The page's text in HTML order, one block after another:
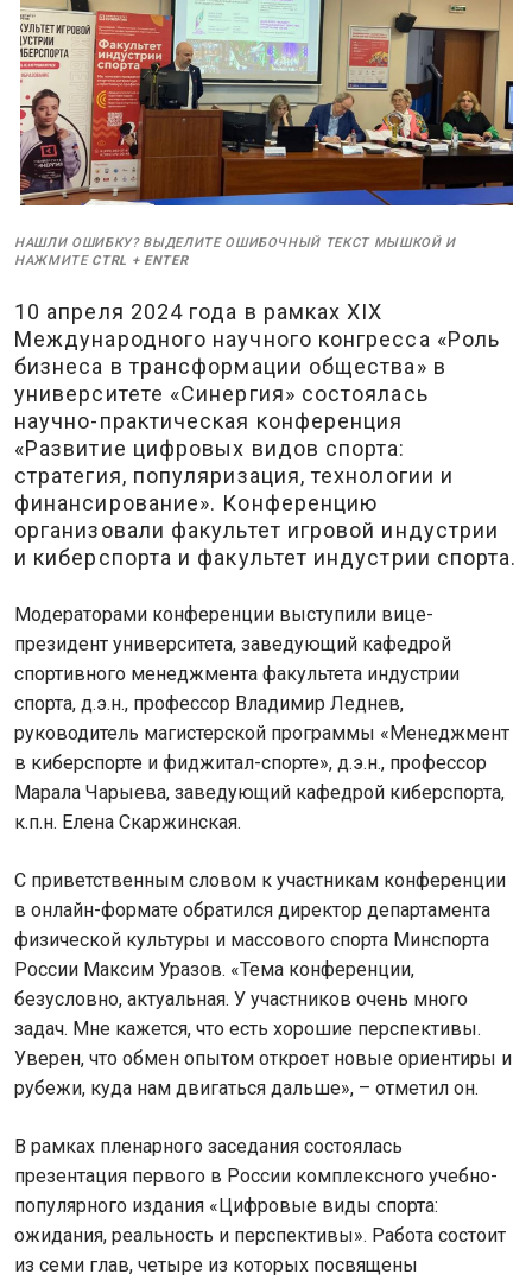
НАШЛИ ОШИБКУ? ВЫДЕЛИТЕ ОШИБОЧНЫЙ ТЕКСТ МЫШКОЙ И
НАЖМИТЕ CTRL + ENTER
10 апреля 2024 года в рамках ХIX
Международного научного конгресса «Роль
бизнеса в трансформации общества» в
университете «Синергия» состоялась
научно-практическая конференция
«Развитие цифровых видов спорта:
стратегия, популяризация, технологии и
финансирование». Конференцию
организовали факультет игровой индустрии
и киберспорта и факультет индустрии спорта.
Модераторами конференции выступили вице-
президент университета, заведующий кафедрой
спортивного менеджмента факультета индустрии
спорта, д.э.н., профессор Владимир Леднев,
руководитель магистерской программы «Менеджмент
в киберспорте и фиджитал-спорте», д.э.н., профессор
Марала Чарыева, заведующий кафедрой киберспорта,
к.п.н. Елена Скаржинская.
С приветственным словом к участникам конференции
в онлайн-формате обратился директор департамента
физической культуры и массового спорта Минспорта
России Максим Уразов. «Тема конференции,
безусловно, актуальная. У участников очень много
задач. Мне кажется, что есть хорошие перспективы.
Уверен, что обмен опытом откроет новые ориентиры и
рубежи, куда нам двигаться дальше», – отметил он.
В рамках пленарного заседания состоялась
презентация первого в России комплексного учебно-
популярного издания «Цифровые виды спорта:
ожидания, реальность и перспективы». Работа состоит
из семи глав, четыре из которых посвящены